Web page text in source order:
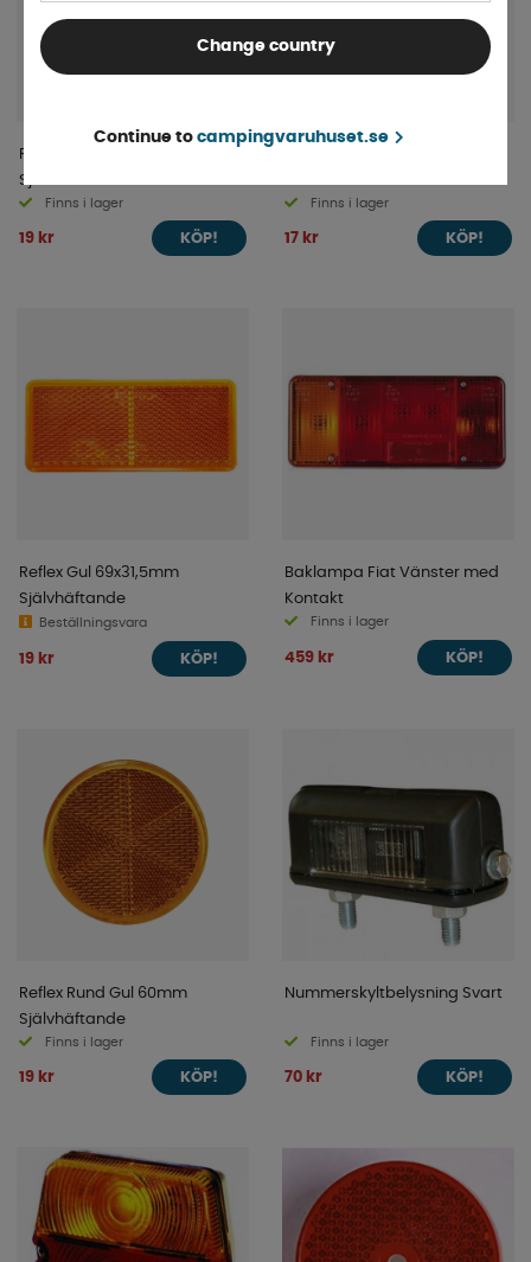
Reflex Röd 60mm
Självhäftande
Finns i lager
19 kr KÖP!
Finns i lager
17 kr KÖP!
Reflex Gul 69x31,5mm
Självhäftande
Beställningsvara
19 kr KÖP!
Baklampa Fiat Vänster med
Kontakt
Finns i lager
459 kr KÖP!
Reflex Rund Gul 60mm
Självhäftande
Finns i lager
19 kr KÖP!
Nummerskyltbelysning Svart
Finns i lager
70 kr KÖP!
Change country
Continue to campingvaruhuset.se